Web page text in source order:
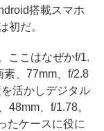
搭載スマホ
初だ。
ここはなぜかf/1.
、77mm、f/2.8
活かしデジタル
48mm、f/1.78。
たケースに役に